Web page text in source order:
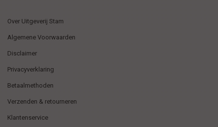
Over Uitgeverij Stam
Algemene Voorwaarden
Disclaimer
Privacyverklaring
Betaalmethoden
Verzenden & retourneren
Klantenservice